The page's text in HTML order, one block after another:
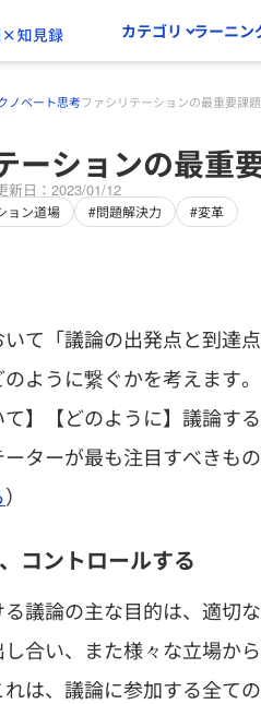
カテゴリ ラーニン
ノベート思考ファシリテーションの最重要課
ーションの最重
新日：2023/01/12
ョン道場 #問題解決力 #変革
いて「議論の出発点と到
のように繋ぐかを考えます
】【どのように】議論す
ターが最も注目すべきも
）
コントロールする
る議論の主な目的は、適切
合い、また様々な立場か
は、議論に参加する全て